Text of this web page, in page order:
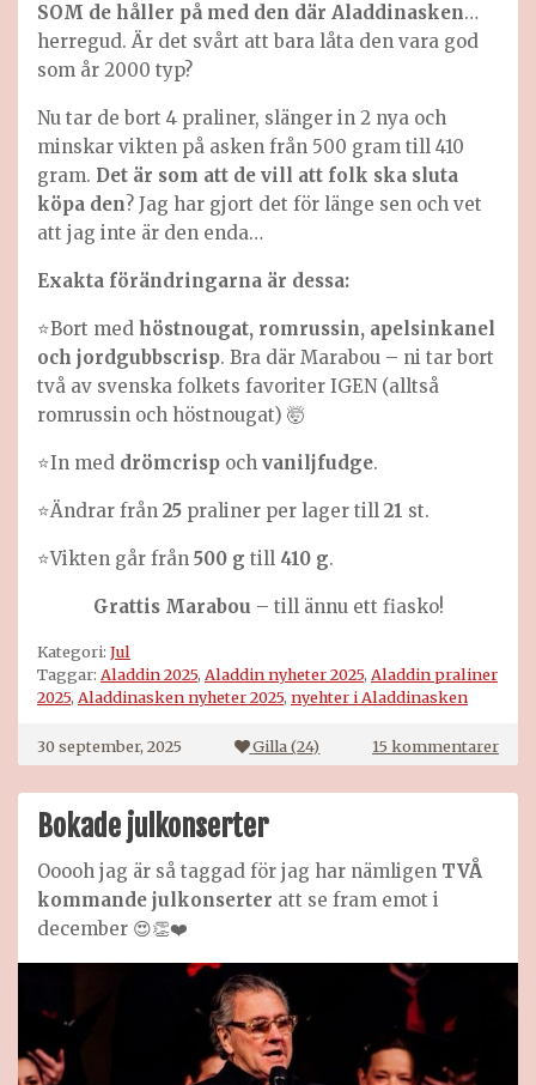
SOM de håller på med den där Aladdinasken…
herregud. Är det svårt att bara låta den vara god
som år 2000 typ?
Nu tar de bort 4 praliner, slänger in 2 nya och
minskar vikten på asken från 500 gram till 410
gram. Det är som att de vill att folk ska sluta
köpa den? Jag har gjort det för länge sen och vet
att jag inte är den enda…
Exakta förändringarna är dessa:
⭐️Bort med höstnougat, romrussin, apelsinkanel
och jordgubbscrisp. Bra där Marabou – ni tar bort
två av svenska folkets favoriter IGEN (alltså
romrussin och höstnougat) 🤯
⭐️In med drömcrisp och vaniljfudge.
⭐️Ändrar från 25 praliner per lager till 21 st.
⭐️Vikten går från 500 g till 410 g.
Grattis Marabou – till ännu ett fiasko!
Kategori: Jul
Taggar: Aladdin 2025, Aladdin nyheter 2025, Aladdin praliner
2025, Aladdinasken nyheter 2025, nyehter i Aladdinasken
30 september, 2025 Gilla (24) 15 kommentarertill
2025
Bokade julkonserter
Ooooh jag är så taggad för jag har nämligen TVÅ
kommande julkonserter att se fram emot i
december 😍👏❤️